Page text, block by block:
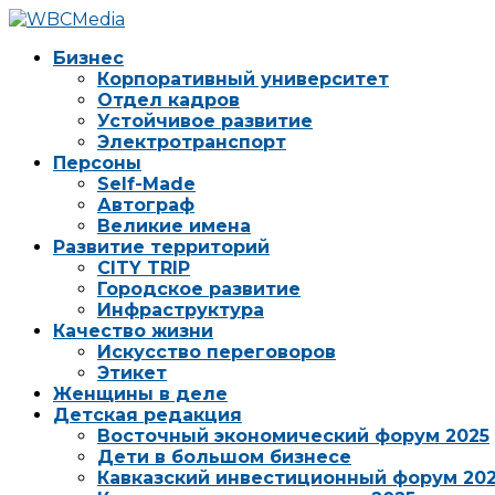
Бизнес
Корпоративный университет
Отдел кадров
Устойчивое развитие
Электротранспорт
Персоны
Self-Made
Автограф
Великие имена
Развитие территорий
CITY TRIP
Городское развитие
Инфраструктура
Качество жизни
Искусство переговоров
Этикет
Женщины в деле
Детская редакция
Восточный экономический форум 2025
Дети в большом бизнесе
Кавказский инвестиционный форум